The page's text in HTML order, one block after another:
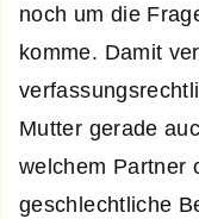
noch um die
komme. Damit
Mutter gerade
welchem Partner
geschlechtliche